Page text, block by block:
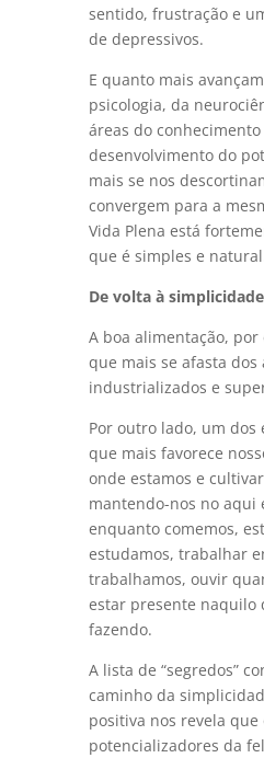
sentido, frustração e
de depressivos.
E quanto mais
psicologia, da
áreas do
desenvolvimento do
mais se nos
convergem para a
Vida Plena está
que é simples e
De volta à simplicidade
A boa alimentação,
que mais se afasta dos
industrializados e
Por outro lado, um dos
que mais favorece
onde estamos e
mantendo-nos no aqui
enquanto comemos,
estudamos, trabalhar
trabalhamos, ouvir
estar presente naquilo
fazendo.
A lista de “segredos”
caminho da
positiva nos revela que
potencializadores da